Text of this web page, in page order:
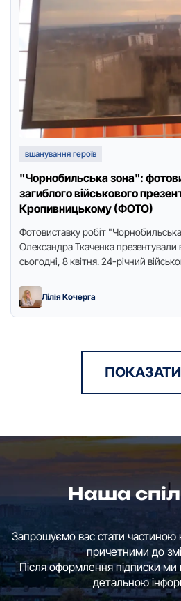
вшанування героїв
"Чорнобильська зона":
загиблого військового
Кропивницькому (ФОТО)
Фотовиставку робiт
Олександра Ткаченка
сьогодні, 8 квітня. 24-рiчний
Лілія Кочерга
Наша
Запрошуємо вас стати частиною
причетними до
Після оформлення підписки ми
детальною